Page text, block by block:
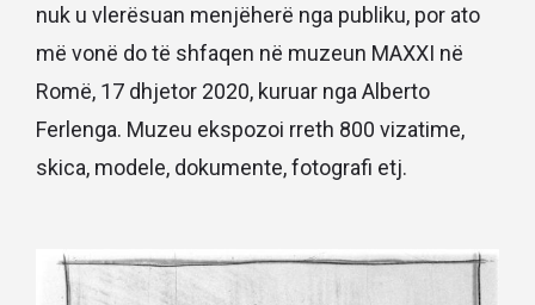
nuk u vlerësuan menjëherë nga publiku, por ato
më vonë do të shfaqen në muzeun MAXXI në
Romë, 17 dhjetor 2020, kuruar nga Alberto
Ferlenga. Muzeu ekspozoi rreth 800 vizatime,
skica, modele, dokumente, fotografi etj.